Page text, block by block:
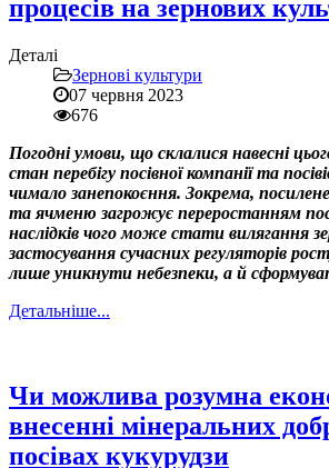
процесів на зернових
Деталі
Зернові культури
07 червня 2023
676
Погодні умови, що склалися навесні
стан перебігу посівної компанії та
чимало занепокоєння. Зокрема,
та ячменю загрожує переростанням
наслідків чого може стати вилягання
застосування сучасних регуляторів
лише уникнути небезпеки, а й
Детальніше...
Чи можлива розумна
внесенні мінеральних
посівах кукурудзи